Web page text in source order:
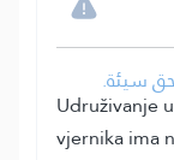
سيئة.
Udruživanje
vjernika ima